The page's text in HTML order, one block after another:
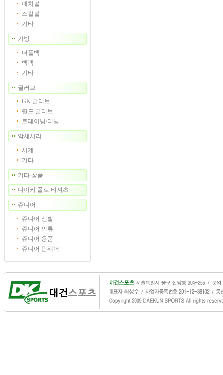
매치볼
스킬볼
기타
가방
더플백
백팩
기타
글러브
GK 글러브
필드 글러브
트레이닝/러닝
악세서리
시계
기타
기타 상품
나이키 폴로 티셔츠
쥬니어
쥬니어 신발
쥬니어 의류
쥬니어 용품
쥬니어 팀웨어